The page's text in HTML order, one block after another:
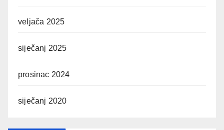
veljača 2025
siječanj 2025
prosinac 2024
siječanj 2020